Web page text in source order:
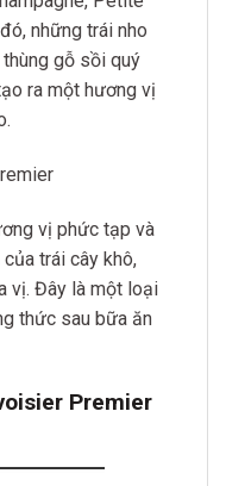
những trái nho
gỗ sồi quý
ra một hương vị
vị phức tạp và
trái cây khô,
vị. Đây là một loại
thức sau bữa ăn
Premier